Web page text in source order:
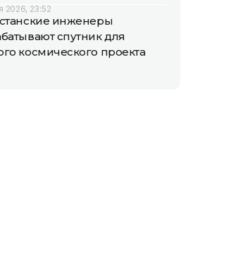
2026, 23:52
инженеры
спутник для
космического проекта